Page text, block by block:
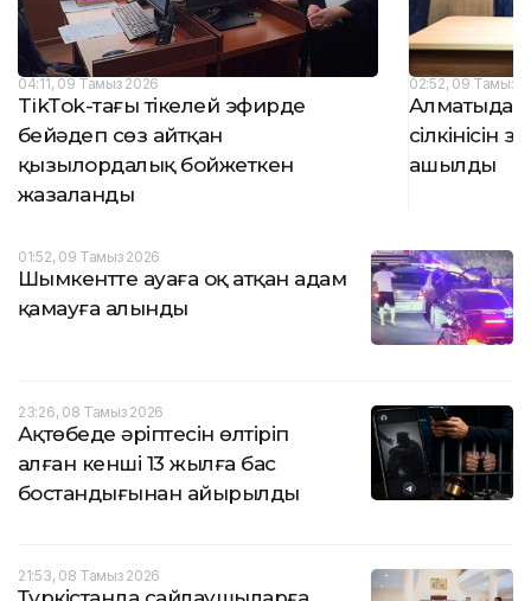
04:11, 09 Тамыз 2026
TikТok-тағы тікелей эфирде
бейәдеп сөз айтқан
қызылордалық бойжеткен
жазаланды
02:52, 09 Тамыз
Алматыда
сілкінісін
ашылды
01:52, 09 Тамыз 2026
Шымкентте ауаға оқ атқан адам
қамауға алынды
23:26, 08 Тамыз 2026
Ақтөбеде әріптесін өлтіріп
алған кенші 13 жылға бас
бостандығынан айырылды
21:53, 08 Тамыз 2026